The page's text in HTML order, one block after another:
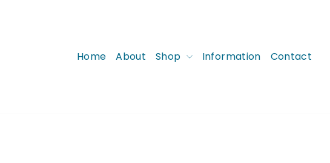
Home About Shop Information Contact